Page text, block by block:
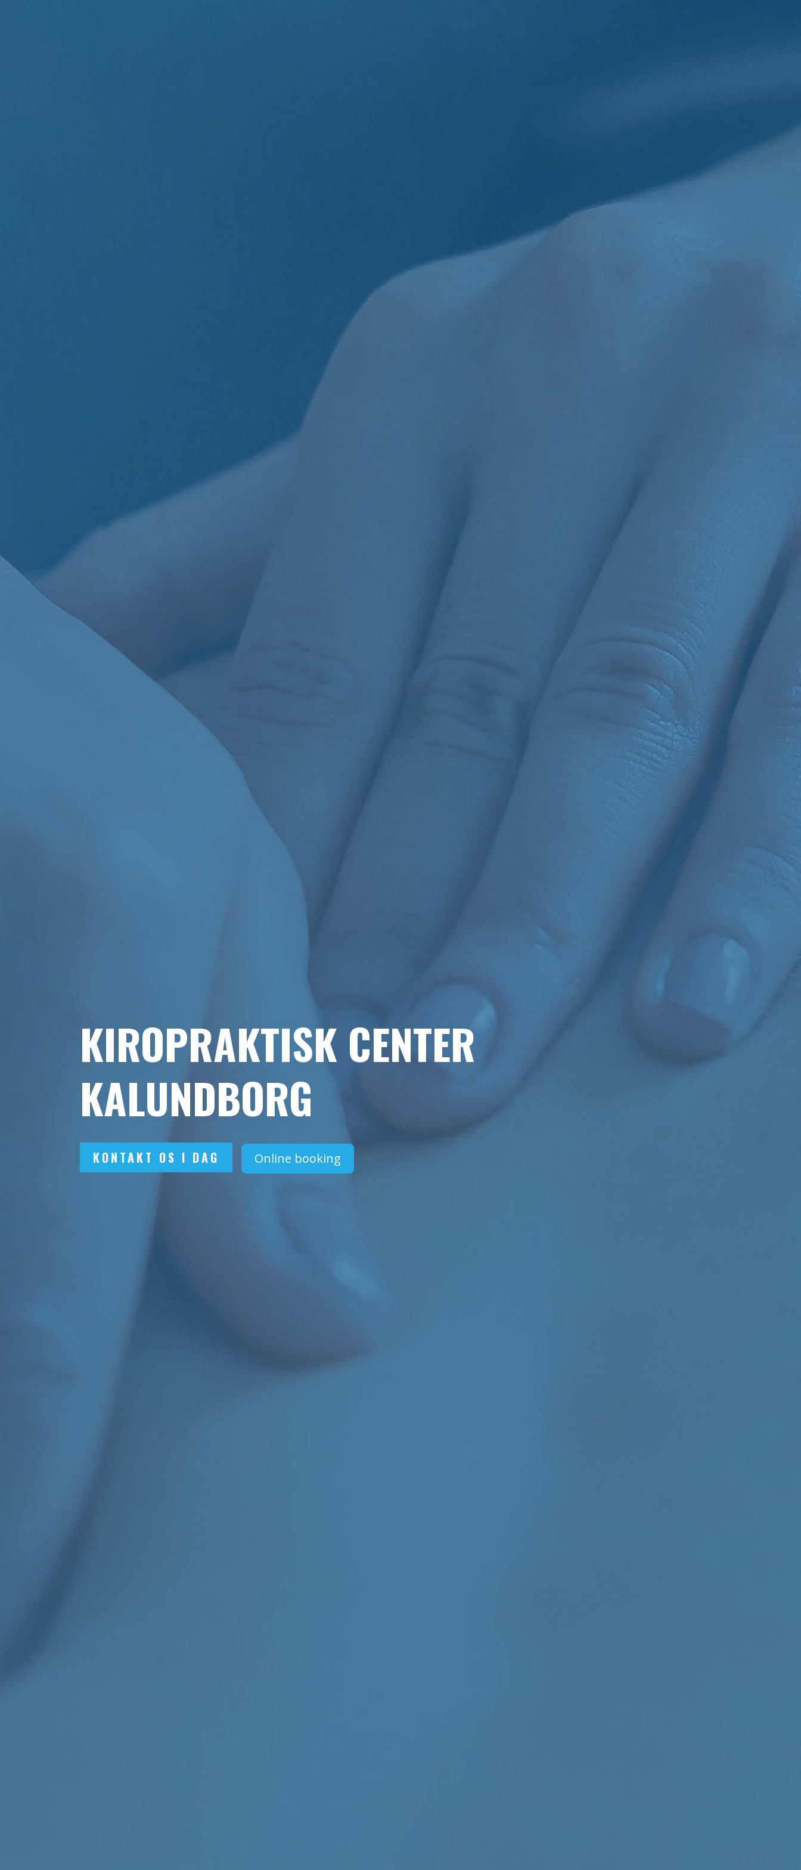
KIROPRAKTISK CENTER
KALUNDBORG
KONTAKT OS I DAG Online booking